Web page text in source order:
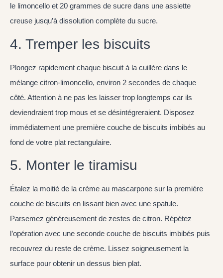
le limoncello et 20 grammes de sucre dans une assiette
creuse jusqu’à dissolution complète du sucre.
4. Tremper les biscuits
Plongez rapidement chaque biscuit à la cuillère dans le
mélange citron-limoncello, environ 2 secondes de chaque
côté. Attention à ne pas les laisser trop longtemps car ils
deviendraient trop mous et se désintégreraient. Disposez
immédiatement une première couche de biscuits imbibés au
fond de votre plat rectangulaire.
5. Monter le tiramisu
Étalez la moitié de la crème au mascarpone sur la première
couche de biscuits en lissant bien avec une spatule.
Parsemez généreusement de zestes de citron. Répétez
l’opération avec une seconde couche de biscuits imbibés puis
recouvrez du reste de crème. Lissez soigneusement la
surface pour obtenir un dessus bien plat.